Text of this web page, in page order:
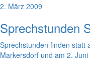
2. März 2009
Sprechstunden
Sprechstunden finden statt
Markersdorf und am 2.